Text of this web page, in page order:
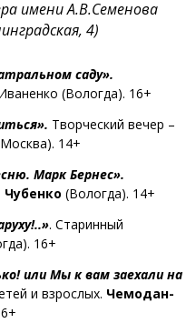
имени А.В.Семенова
4)
саду».
(Вологда). 16+
Творческий вечер –
14+
Марк Бернес».
Чубенко (Вологда). 14+
. Старинный
16+
или Мы к вам заехали на
и взрослых. Чемодан-